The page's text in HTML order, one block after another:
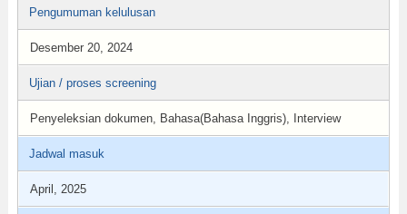
Pengumuman kelulusan
Desember 20, 2024
Ujian / proses screening
Penyeleksian dokumen, Bahasa(Bahasa Inggris), Interview
Jadwal masuk
April, 2025